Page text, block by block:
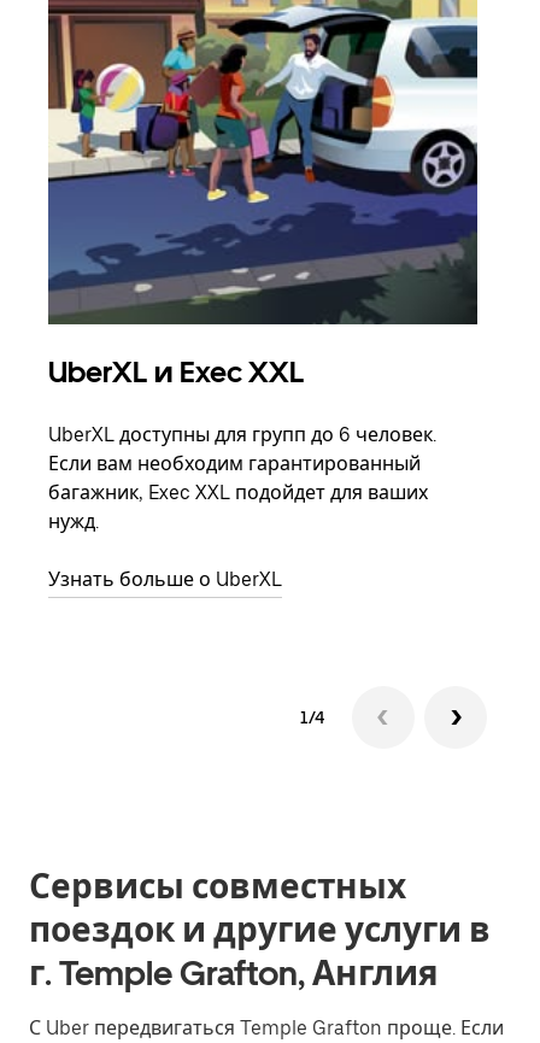
UberXL и Exec XXL
UberXL доступны для групп до 6 человек.
Если вам необходим гарантированный
багажник, Exec XXL подойдет для ваших
нужд.
Узнать больше о UberXL
1/4
Сервисы совместных
поездок и другие услуги в
г. Temple Grafton, Англия
С Uber передвигаться Temple Grafton проще. Если